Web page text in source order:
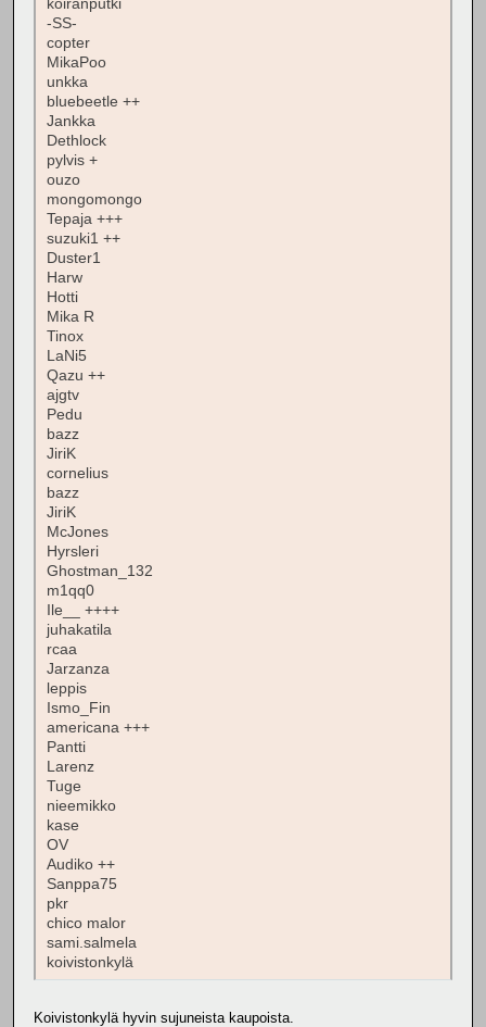
koiranputki
-SS-
copter
MikaPoo
unkka
bluebeetle ++
Jankka
Dethlock
pylvis +
ouzo
mongomongo
Tepaja +++
suzuki1 ++
Duster1
Harw
Hotti
Mika R
Tinox
LaNi5
Qazu ++
ajgtv
Pedu
bazz
JiriK
cornelius
bazz
JiriK
McJones
Hyrsleri
Ghostman_132
m1qq0
Ile__ ++++
juhakatila
rcaa
Jarzanza
leppis
Ismo_Fin
americana +++
Pantti
Larenz
Tuge
nieemikko
kase
OV
Audiko ++
Sanppa75
pkr
chico malor
sami.salmela
koivistonkylä
Koivistonkylä hyvin sujuneista kaupoista.